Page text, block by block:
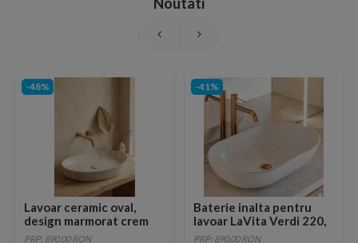
-48%
Lavoar ceramic oval,
design marmorat crem
lucios cu vene aurii,
PRP: 890.00 RON
-41%
Baterie inalta pentru
lavoar LaVita Verdi 220,
fara ventil, brushed
PRP: 890.00 RON